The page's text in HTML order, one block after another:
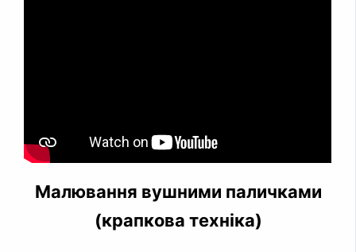
Малювання вушними паличками
(крапкова техніка)